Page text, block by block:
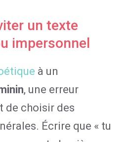
un texte
impersonnel
à un
, une erreur
de choisir des
Écrire que « tu